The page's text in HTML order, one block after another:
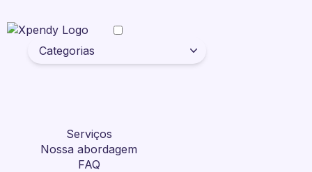
Categorias
Serviços
Nossa abordagem
FAQ